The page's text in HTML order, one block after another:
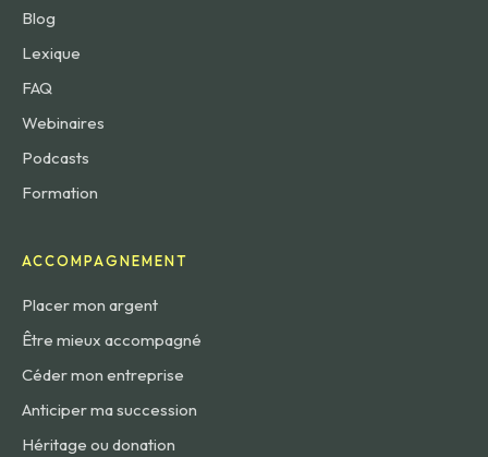
Blog
Lexique
FAQ
Webinaires
Podcasts
Formation
ACCOMPAGNEMENT
Placer mon argent
Être mieux accompagné
Céder mon entreprise
Anticiper ma succession
Héritage ou donation